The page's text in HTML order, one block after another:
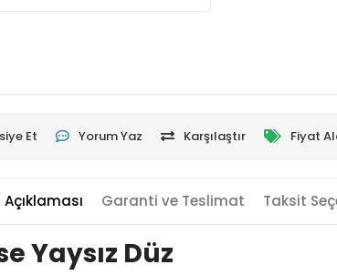
Et Yorum Yaz Karşılaştır Fiyat
Açıklaması Garanti ve Teslimat Taksit
Yaysız Düz